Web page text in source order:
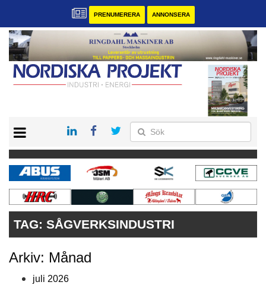
PRENUMERERA ANNONSERA
KONTAKT
VÅRA ANDRA MAGASIN
PRENUMERERA
ANNONSERA
TAG: SÅGVERKSINDUSTRI
Arkiv: Månad
juli 2026